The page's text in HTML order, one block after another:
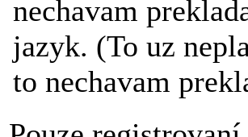
nechavam
jazyk. (To uz
to nechavam